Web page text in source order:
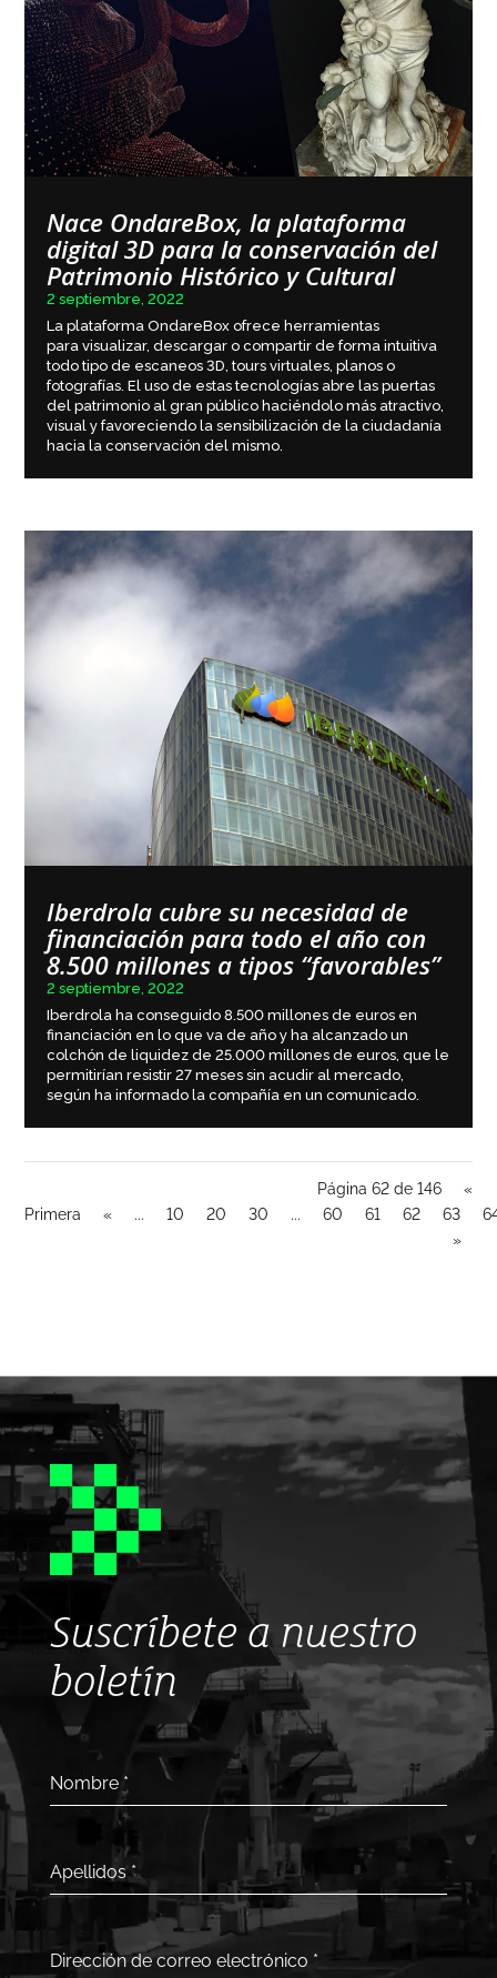
Nace OndareBox, la plataforma
digital 3D para la conservación del
Patrimonio Histórico y Cultural
2 septiembre, 2022
La plataforma OndareBox ofrece herramientas
para visualizar, descargar o compartir de forma intuitiva
todo tipo de escaneos 3D, tours virtuales, planos o
fotografías. El uso de estas tecnologías abre las puertas
del patrimonio al gran público haciéndolo más atractivo,
visual y favoreciendo la sensibilización de la ciudadanía
hacia la conservación del mismo.
Iberdrola cubre su necesidad de
financiación para todo el año con
8.500 millones a tipos “favorables”
2 septiembre, 2022
Iberdrola ha conseguido 8.500 millones de euros en
financiación en lo que va de año y ha alcanzado un
colchón de liquidez de 25.000 millones de euros, que le
permitirían resistir 27 meses sin acudir al mercado,
según ha informado la compañía en un comunicado.
Página 62 de 146
«
Primera
« ... 10 20 30 ... 60 61 62 63
»
Suscríbete a nuestro
boletín
Nombre *
Apellidos*
Dirección de correo electrónico *